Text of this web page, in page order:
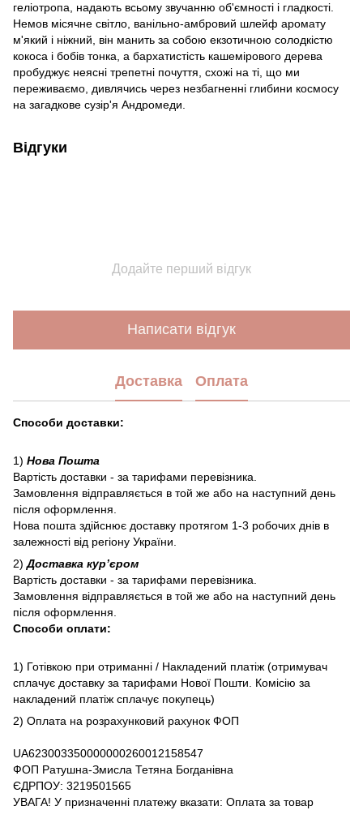
геліотропа, надають всьому звучанню об'ємності і гладкості.
Немов місячне світло, ванільно-амбровий шлейф аромату
м'який і ніжний, він манить за собою екзотичною солодкістю
кокоса і бобів тонка, а бархатистість кашемірового дерева
пробуджує неясні трепетні почуття, схожі на ті, що ми
переживаємо, дивлячись через незбагненні глибини космосу
на загадкове сузір'я Андромеди.
Відгуки
Додайте перший відгук
Написати відгук
Доставка Оплата
Способи доставки:
1) Нова Пошта
Вартість доставки - за тарифами перевізника.
Замовлення відправляється в той же або на наступний день
після оформлення.
Нова пошта здійснює доставку протягом 1-3 робочих днів в
залежності від регіону України.
2)Доставка курʼєром
Вартість доставки - за тарифами перевізника.
Замовлення відправляється в той же або на наступний день
після оформлення.
Способи оплати:
1) Готівкою при отриманні / Накладений платіж (отримувач
сплачує доставку за тарифами Нової Пошти. Комісію за
накладений платіж сплачує покупець)
2) Оплата на розрахунковий рахунок ФОП
UA623003350000000260012158547
ФОП Ратушна-Змисла Тетяна Богданівна
ЄДРПОУ: 3219501565
УВАГА! У призначенні платежу вказати: Оплата за товар